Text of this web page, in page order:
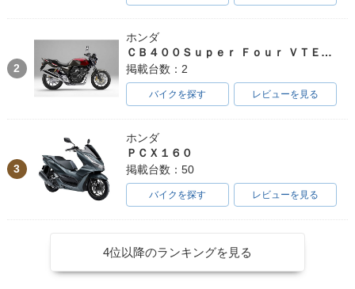
2
ホンダ
ＣＢ４００Ｓｕｐｅｒ Ｆｏｕｒ ＶＴＥＣ ＳＰＥＣ３
掲載台数：2
バイクを探す レビューを見る
3
ホンダ
ＰＣＸ１６０
掲載台数：50
バイクを探す レビューを見る
4位以降のランキングを見る